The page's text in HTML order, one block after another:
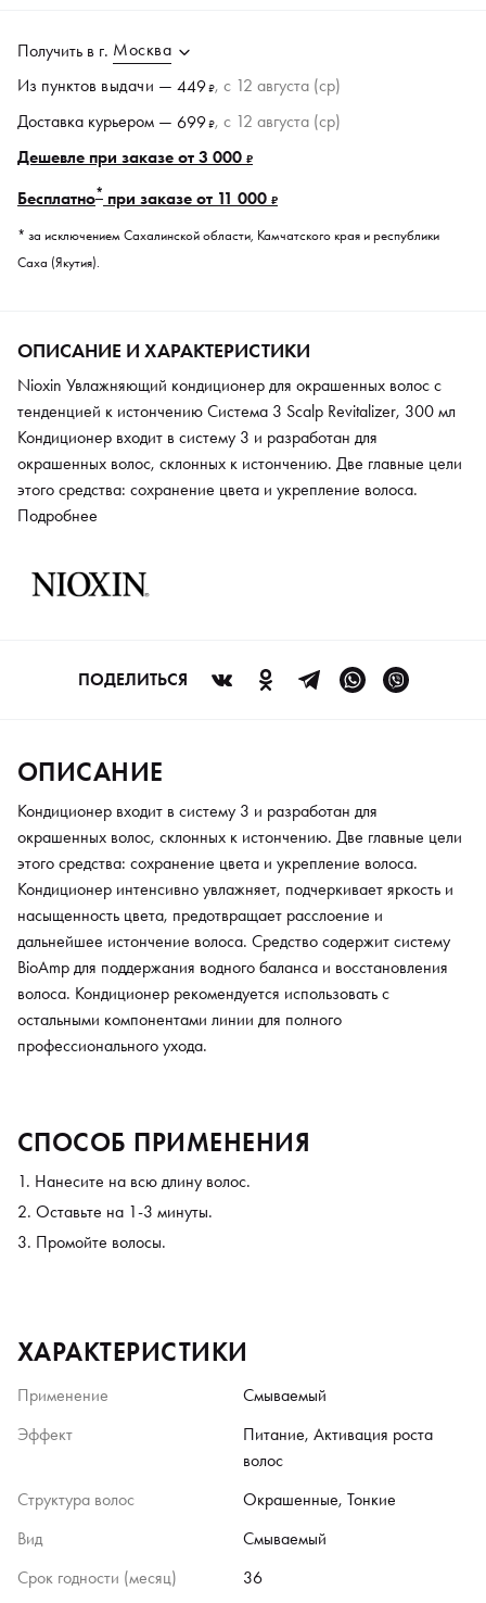
Получить в г. Москва
Из пунктов выдачи — 449₽, c 12 августа (ср)
Доставка курьером — 699₽, c 12 августа (ср)
Дешевле при заказе от 3 000 ₽
Бесплатно* при заказе от 11 000 ₽
* за исключением Сахалинской области, Камчатского края и республики
Саха (Якутия).
ОПИСАНИЕ И ХАРАКТЕРИСТИКИ
Nioxin Увлажняющий кондиционер для окрашенных волос с
тенденцией к истончению Система 3 Scalp Revitalizer, 300 мл
Кондиционер входит в систему 3 и разработан для
окрашенных волос, склонных к истончению. Две главные цели
этого средства: сохранение цвета и укрепление волоса.
Кондиционер интенсивно увлажняет, подчеркивает яркость и
дальнейшее истончение волоса. Средство содержит систему
BioAmp для поддержания водного баланса и восстановления
профессионального ухода.
Подробнее
ПОДЕЛИТЬСЯ
ОПИСАНИЕ
Кондиционер входит в систему 3 и разработан для
окрашенных волос, склонных к истончению. Две главные цели
этого средства: сохранение цвета и укрепление волоса.
Кондиционер интенсивно увлажняет, подчеркивает яркость и
насыщенность цвета, предотвращает расслоение и
дальнейшее истончение волоса. Средство содержит систему
BioAmp для поддержания водного баланса и восстановления
волоса. Кондиционер рекомендуется использовать с
остальными компонентами линии для полного
профессионального ухода.
СПОСОБ ПРИМЕНЕНИЯ
Нанесите на всю длину волос.
Оставьте на 1-3 минуты.
Промойте волосы.
ХАРАКТЕРИСТИКИ
Применение
Смываемый
Эффект
Питание, Активация роста
волос
Структура волос
Окрашенные, Тонкие
Вид
Смываемый
Срок годности (месяц)
36